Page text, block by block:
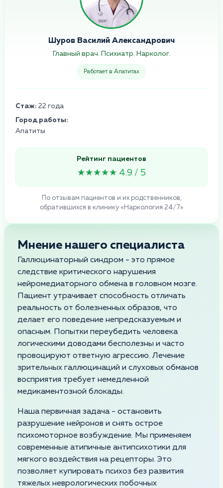
Шуров Василий Александрович
Главный врач. Психиатр. Нарколог.
Работает в Апатитах
Стаж: 22 года
Город работы:
Апатиты
Рейтинг пациентов
★★★★★ 4.9 / 5
По отзывам пациентов и их родственников,
обратившихся в клинику «Наркология 24/7»
Мнение нашего специалиста
Галлюцинаторный синдром - это прямое
следствие критического нарушения
нейромедиаторного обмена в головном мозге.
Пациент утрачивает способность отличать
реальность от болезненных образов, что
делает его поведение непредсказуемым и
опасным. Попытки переубедить человека
логическими доводами бесполезны и часто
провоцируют ответную агрессию. Лечение
зрительных галлюцинаций и слуховых обманов
восприятия требует немедленной
медикаментозной блокады.
Наша первичная задача - остановить
разрушение нейронов и снять острое
психомоторное возбуждение. Мы применяем
современные атипичные антипсихотики для
мягкого воздействия на рецепторы. Это
позволяет купировать психоз без развития
тяжелых неврологических побочных